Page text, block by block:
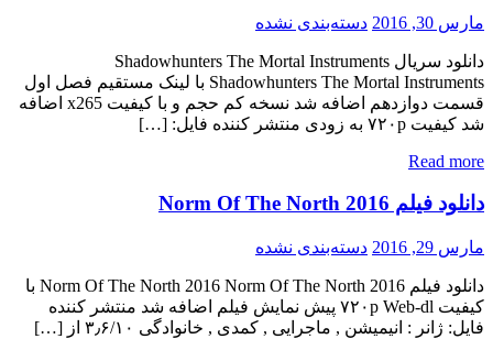
مارس 30, 2016 دسته‌بندی نشده
دانلود سریال Shadowhunters The Mortal Instruments
Shadowhunters The Mortal Instruments با لینک مستقیم فصل اول
قسمت دوازدهم اضافه شد نسخه کم حجم و با کیفیت x265 اضافه
شد کیفیت ۷۲۰p به زودی منتشر کننده فایل: […]
Read more
دانلود فیلم Norm Of The North 2016
مارس 29, 2016 دسته‌بندی نشده
دانلود فیلم Norm Of The North 2016 Norm Of The North 2016 با
کیفیت ۷۲۰p Web-dl پیش نمایش فیلم اضافه شد منتشر کننده
فایل: ژانر : انیمیشن , ماجرایی , کمدی , خانوادگی ۳٫۶/۱۰ از […]